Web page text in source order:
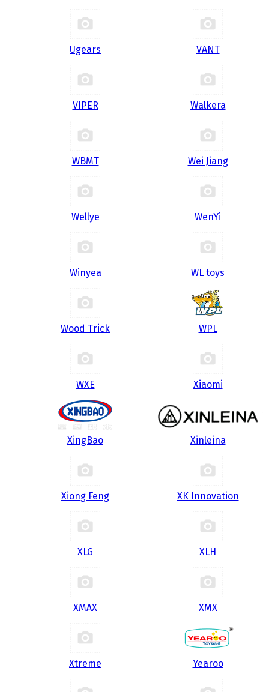
Ugears VANT
VIPER Walkera
WBMT Wei Jiang
Wellye WenYi
Winyea WL toys
Wood Trick WPL
WXE Xiaomi
XingBao Xinleina
Xiong Feng XK Innovation
XLG XLH
XMAX XMX
Xtreme Yearoo